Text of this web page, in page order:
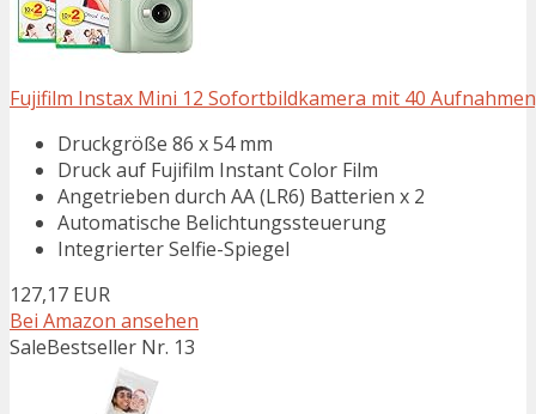
Fujifilm Instax Mini 12 Sofortbildkamera mit 40
Druckgröße 86 x 54 mm
Druck auf Fujifilm Instant Color Film
Angetrieben durch AA (LR6) Batterien x 2
Automatische Belichtungssteuerung
Integrierter Selfie-Spiegel
127,17 EUR
Bei Amazon ansehen
SaleBestseller Nr. 13